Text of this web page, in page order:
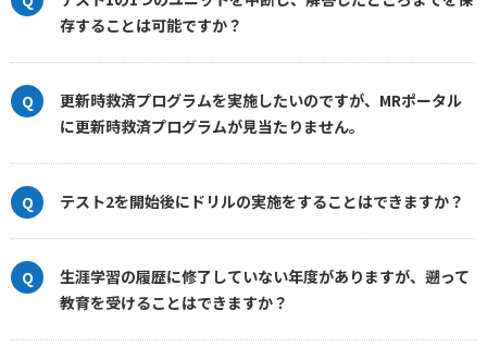
存することは可能ですか？
更新時救済プログラムを実施したいのですが、MRポータル
に更新時救済プログラムが見当たりません。
テスト2を開始後にドリルの実施をすることはできますか？
生涯学習の履歴に修了していない年度がありますが、遡って
教育を受けることはできますか？